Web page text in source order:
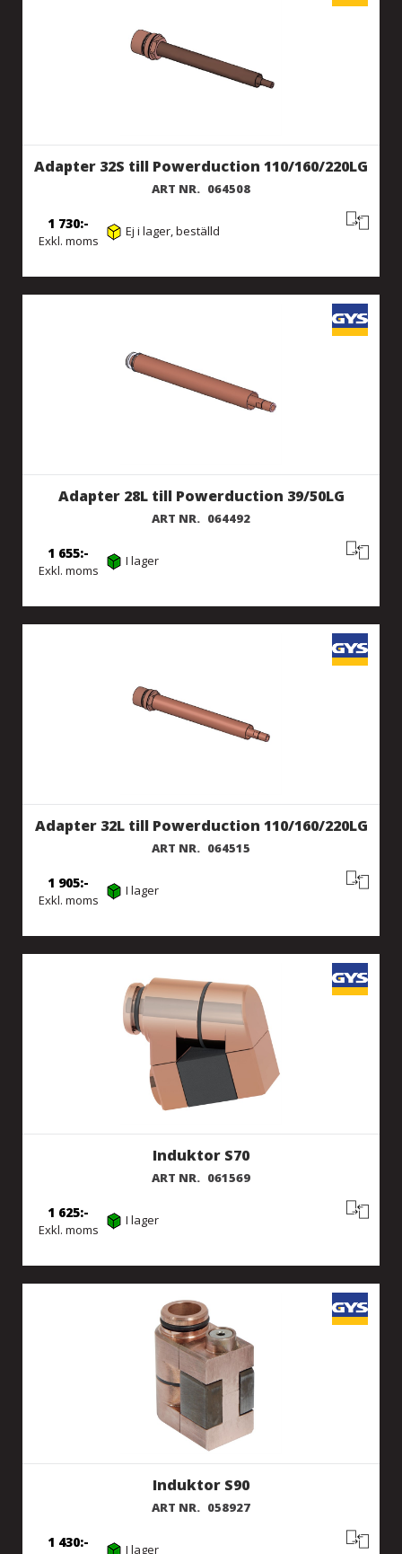
Adapter 32S till Powerduction 110/160/220LG
ART NR. 064508
Exkl. moms
1 730 Ej i lager, beställd
Adapter 28L till Powerduction 39/50LG
ART NR. 064492
Exkl. moms
1 655 I lager
Adapter 32L till Powerduction 110/160/220LG
ART NR. 064515
Exkl. moms
1 905 I lager
Induktor S70
ART NR. 061569
Exkl. moms
1 625 I lager
Induktor S90
ART NR. 058927
1 430 I lager